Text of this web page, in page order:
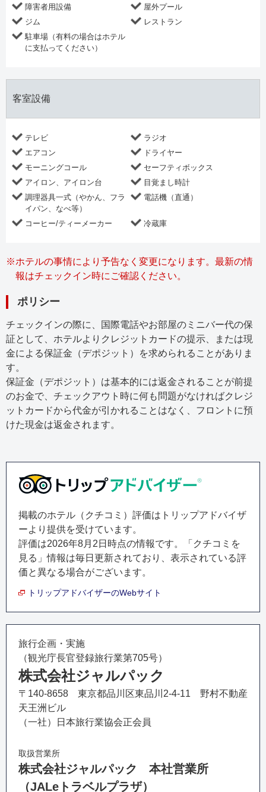
障害者用設備
屋外プール
ジム
レストラン
駐車場（有料の場合はホテル
に支払ってください）
客室設備
テレビ
ラジオ
エアコン
ドライヤー
モーニングコール
セーフティボックス
アイロン、アイロン台
目覚まし時計
調理器具一式（やかん、フラ
イパン、なべ等）
電話機（直通）
コーヒー/ティーメーカー 冷蔵庫
※ホテルの事情により予告なく変更になります。最新の情
報はチェックイン時にご確認ください。
ポリシー
チェックインの際に、国際電話やお部屋のミニバー代の保
証として、ホテルよりクレジットカードの提示、または現
金による保証金（デポジット）を求められることがありま
す。
保証金（デポジット）は基本的には返金されることが前提
のお金で、チェックアウト時に何も問題がなければクレジ
ットカードから代金が引かれることはなく、フロントに預
けた現金は返金されます。
掲載のホテル（クチコミ）評価はトリップアドバイザ
ーより提供を受けています。
評価は2026年8月2日 時点の情報です。「クチコミを
見る」情報は毎日更新されており、表示されている評
価と異なる場合がございます。
トリップアドバイザーのWebサイト
旅行企画・実施
（観光庁長官登録旅行業第705号）
株式会社ジャルパック
〒140-8658 東京都品川区東品川2-4-11 野村不動産
天王洲ビル
（一社）日本旅行業協会正会員
取扱営業所
株式会社ジャルパック 本社営業所
（JALeトラベルプラザ）